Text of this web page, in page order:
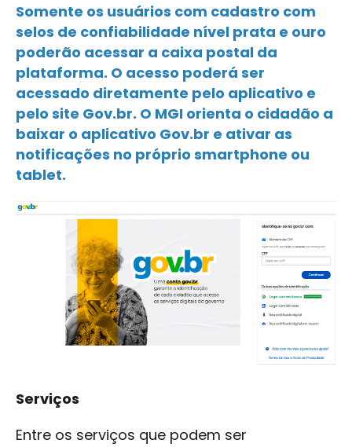
Somente os usuários com cadastro com
selos de confiabilidade nível prata e ouro
poderão acessar a caixa postal da
plataforma. O acesso poderá ser
acessado diretamente pelo aplicativo e
pelo site Gov.br. O MGI orienta o cidadão a
baixar o aplicativo Gov.br e ativar as
notificações no próprio smartphone ou
tablet.
Serviços
Entre os serviços que podem ser